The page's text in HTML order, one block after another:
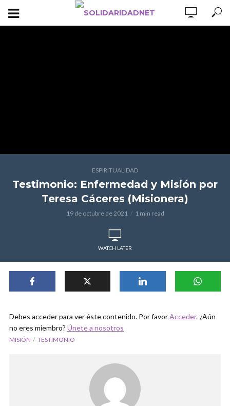
ESPIRITUALIDAD
Testimonio: Enfermedad y Misión por
Teresa Cáceres (Misionera)
19 de octubre de 2021 1 min read
WATCH LATER
Debes acceder para ver éste contenido. Por favorAcceder. ¿Aún
no eres miembro? Únete a nosotros
MISIÓN TESTIMONIO